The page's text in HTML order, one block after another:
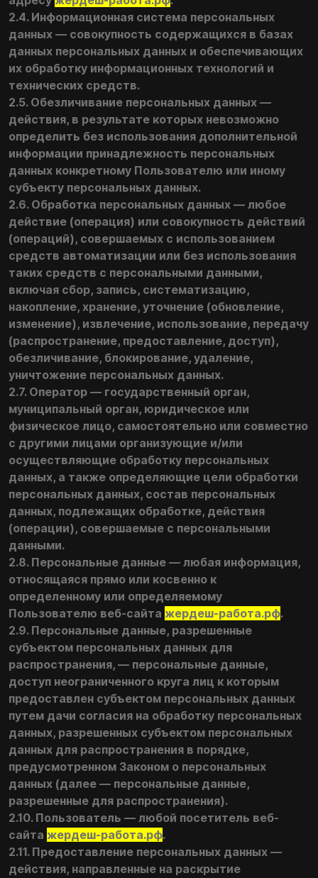
2.4. Информационная система персональных
данных — совокупность содержащихся в базах
данных персональных данных и обеспечивающих
их обработку информационных технологий и
технических средств.
2.5. Обезличивание персональных данных —
действия, в результате которых невозможно
определить без использования дополнительной
информации принадлежность персональных
данных конкретному Пользователю или иному
субъекту персональных данных.
2.6. Обработка персональных данных — любое
действие (операция) или совокупность действий
(операций), совершаемых с использованием
средств автоматизации или без использования
таких средств с персональными данными,
включая сбор, запись, систематизацию,
накопление, хранение, уточнение (обновление,
изменение), извлечение, использование, передачу
(распространение, предоставление, доступ),
обезличивание, блокирование, удаление,
уничтожение персональных данных.
2.7. Оператор — государственный орган,
муниципальный орган, юридическое или
физическое лицо, самостоятельно или совместно
с другими лицами организующие и/или
осуществляющие обработку персональных
данных, а также определяющие цели обработки
персональных данных, состав персональных
данных, подлежащих обработке, действия
(операции), совершаемые с персональными
данными.
2.8. Персональные данные — любая информация,
относящаяся прямо или косвенно к
определенному или определяемому
Пользователю веб-сайта жердеш-работа.рф.
2.9. Персональные данные, разрешенные
субъектом персональных данных для
распространения, — персональные данные,
доступ неограниченного круга лиц к которым
предоставлен субъектом персональных данных
путем дачи согласия на обработку персональных
данных, разрешенных субъектом персональных
данных для распространения в порядке,
предусмотренном Законом о персональных
данных (далее — персональные данные,
разрешенные для распространения).
2.10. Пользователь — любой посетитель веб-
сайта жердеш-работа.рф.
2.11. Предоставление персональных данных —
действия, направленные на раскрытие